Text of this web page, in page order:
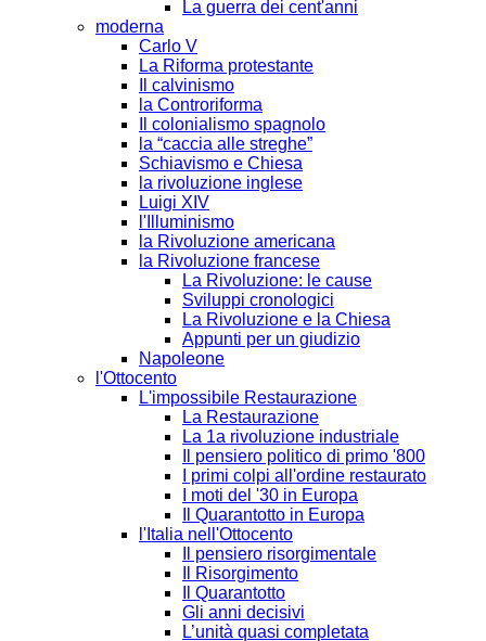
La guerra dei cent'anni
moderna
Carlo V
La Riforma protestante
Il calvinismo
la Controriforma
Il colonialismo spagnolo
la “caccia alle streghe”
Schiavismo e Chiesa
la rivoluzione inglese
Luigi XIV
l'Illuminismo
la Rivoluzione americana
la Rivoluzione francese
La Rivoluzione: le cause
Sviluppi cronologici
La Rivoluzione e la Chiesa
Appunti per un giudizio
Napoleone
l'Ottocento
L'impossibile Restaurazione
La Restaurazione
La 1a rivoluzione industriale
Il pensiero politico di primo '800
I primi colpi all'ordine restaurato
I moti del '30 in Europa
Il Quarantotto in Europa
l'Italia nell'Ottocento
Il pensiero risorgimentale
Il Risorgimento
Il Quarantotto
Gli anni decisivi
L’unità quasi completata